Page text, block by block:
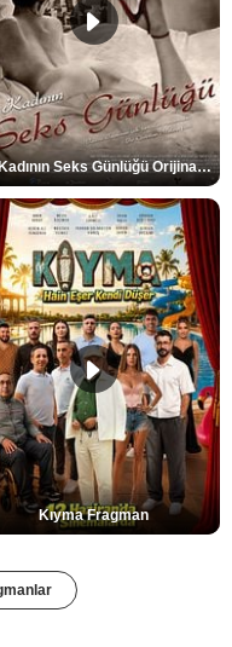
Bir Kadının Seks Günlüğü Orijinal Fragman
Kıyma Fragman